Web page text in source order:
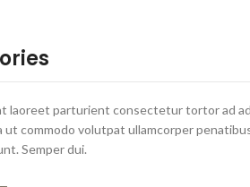
parturient consectetur tortor ad
commodo volutpat ullamcorper
Semper dui.